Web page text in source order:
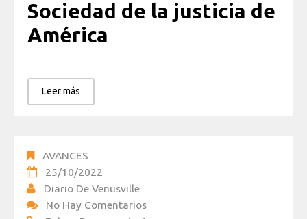
Sociedad de la justicia de
América
Leer más
AVANCES
25/10/2022
Diario De Venusville
No Hay Comentarios